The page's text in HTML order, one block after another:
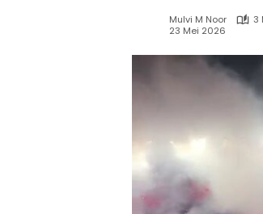
Mulvi M Noor
3
23 Mei 2026